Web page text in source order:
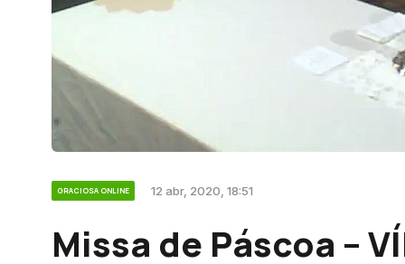
GRACIOSA ONLINE 12 abr, 2020, 18:51
Missa de Páscoa –